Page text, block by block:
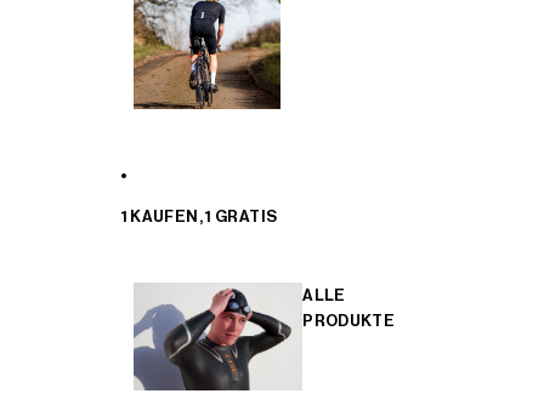
1 KAUFEN, 1 GRATIS
ALLE
PRODUKTE